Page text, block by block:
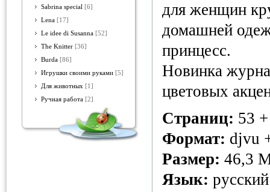
Sabrina special [6]
Lena [17]
Le idee di Susanna [52]
The Knitter [36]
Burda [86]
Игрушки своими руками [5]
Для животных [1]
Ручная работа [2]
для женщин
домашней
принцесс.
Новинка
цветовых
Страниц: 53
Формат: djvu
Размер: 46,3
Язык: русский